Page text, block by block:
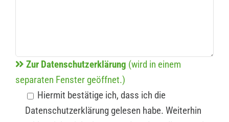
Zur Datenschutzerklärung (wird in einem
separaten Fenster geöffnet.)
Hiermit bestätige ich, dass ich die
Datenschutzerklärung gelesen habe. Weiterhin